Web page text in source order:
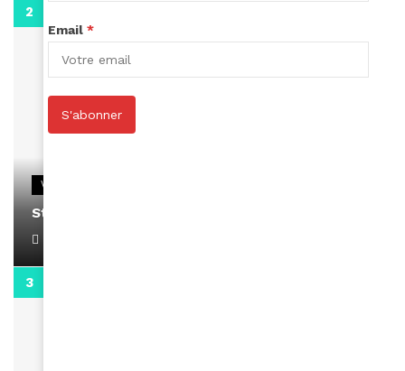
VIDEOS
Stacy passe un message
Email *
S'abonner